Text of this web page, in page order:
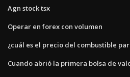
Agn stock tsx
Operar en forex con volumen
¿cuál es el precio del combustible
Cuando abrió la primera bolsa de